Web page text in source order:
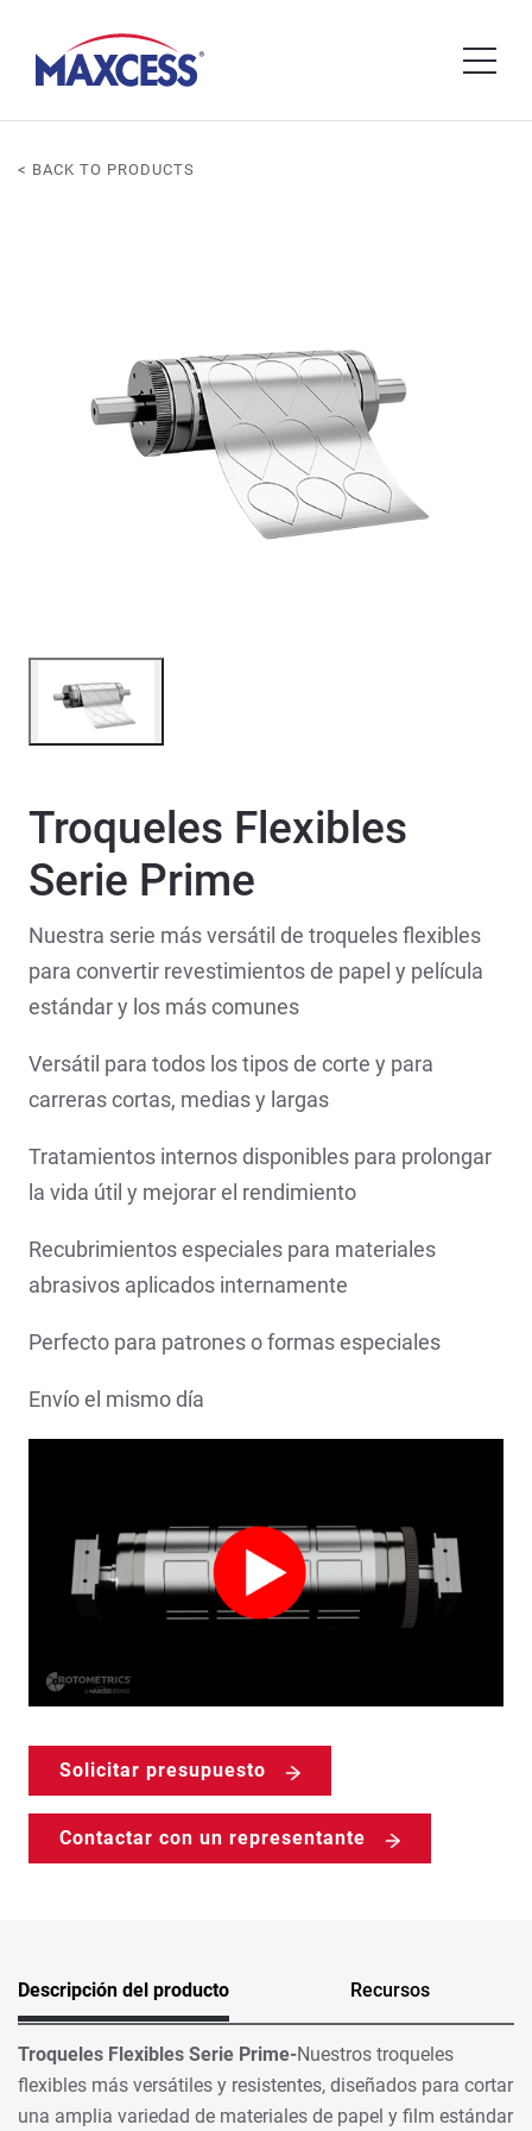
< BACK TO PRODUCTS
Troqueles Flexibles
Serie Prime
Nuestra serie más versátil de troqueles flexibles
para convertir revestimientos de papel y película
estándar y los más comunes
Versátil para todos los tipos de corte y para
carreras cortas, medias y largas
Tratamientos internos disponibles para prolongar
la vida útil y mejorar el rendimiento
Recubrimientos especiales para materiales
abrasivos aplicados internamente
Perfecto para patrones o formas especiales
Envío el mismo día
Solicitar presupuesto
Contactar con un representante
Descripción del producto Recursos
Troqueles Flexibles Serie Prime-Nuestros troqueles
flexibles más versátiles y resistentes, diseñados para cortar
una amplia variedad de materiales de papel y film estándar